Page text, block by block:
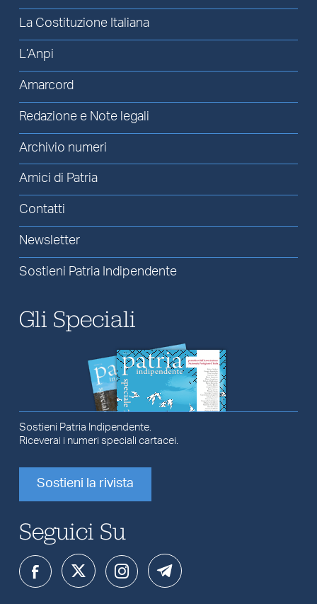
La Costituzione Italiana
L’Anpi
Amarcord
Redazione e Note legali
Archivio numeri
Amici di Patria
Contatti
Newsletter
Sostieni Patria Indipendente
Gli Speciali
Sostieni Patria Indipendente.
Riceverai i numeri speciali cartacei.
Sostieni la rivista
Seguici Su